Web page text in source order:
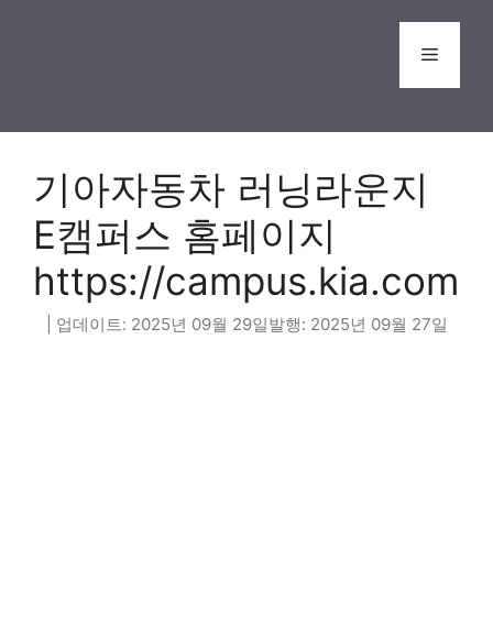
Menu
기아자동차 러닝라운지
E캠퍼스 홈페이지
https://campus.kia.com
2025년 09월 29일 2025년 09월 27일